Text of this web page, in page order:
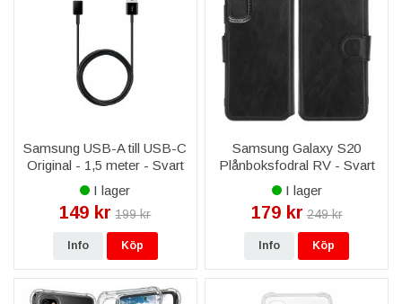
Samsung USB-A till USB-C
Original - 1,5 meter - Svart
I lager
149 kr 199 kr
Info Köp
Samsung Galaxy S20
Plånboksfodral RV - Svart
I lager
179 kr 249 kr
Info Köp